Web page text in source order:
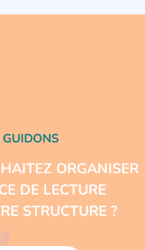
ORGANISER
DE LECTURE
STRUCTURE ?